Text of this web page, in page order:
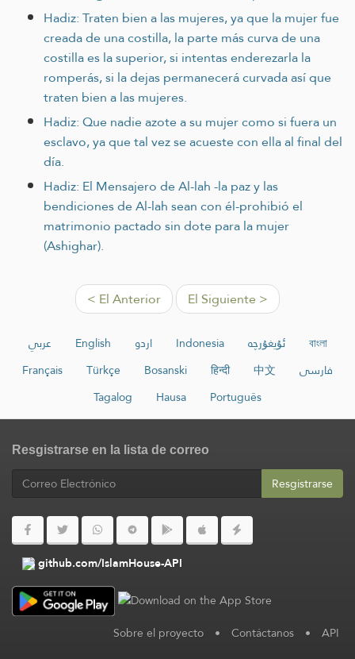
Hadiz: Traten bien a las mujeres, ya que la mujer fue
creada de una costilla, la parte más curva de una
costilla es la superior, si intentas enderezarla la
romperás, si la dejas permanecerá curvada así que
traten bien a las mujeres.
Hadiz: Que nadie azote a su mujer como si fuera un
esclavo, ya que tal vez se acueste con ella al final del
día.
Hadiz: El Mensajero de Al-lah -la paz y las
bendiciones de Al-lah sean con él-prohibió el
matrimonio pactado sin dote para la mujer
(Ashighar).
< El Anterior El Siguiente >
عربي English اردو Indonesia ئۇيغۇرچە
বাংলা
Français
Türkçe Bosanski हिन्दी 中文
فارسی
Tagalog
Hausa Português
Resgistrarse en la lista de correo
Resgistrarse
github.com/IslamHouse-API
Sobre el proyecto • Contáctanos • API